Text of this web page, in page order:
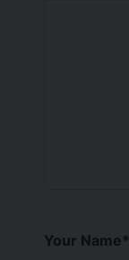
Your Name*